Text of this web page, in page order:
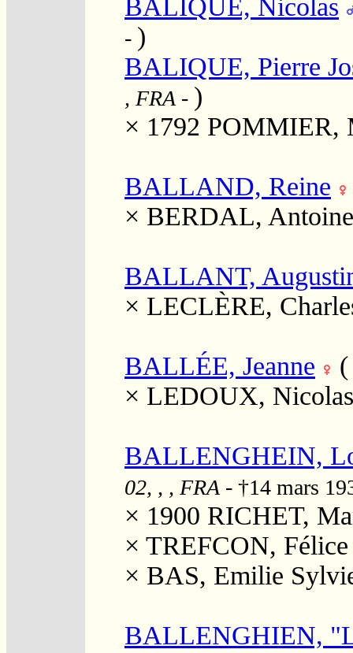
BALIQUE, Nicolas
- )
BALIQUE, Pierre
, FRA - )
× 1792 POMMIER,
BALLAND, Reine
× BERDAL, Antoine
BALLANT,
× LECLÈRE,
BALLÉE, Jeanne
× LEDOUX, Nicolas
BALLENGHEIN,
02, , , FRA - †14 mars
× 1900 RICHET,
× TREFCON,
× BAS, Emilie
BALLENGHIEN,